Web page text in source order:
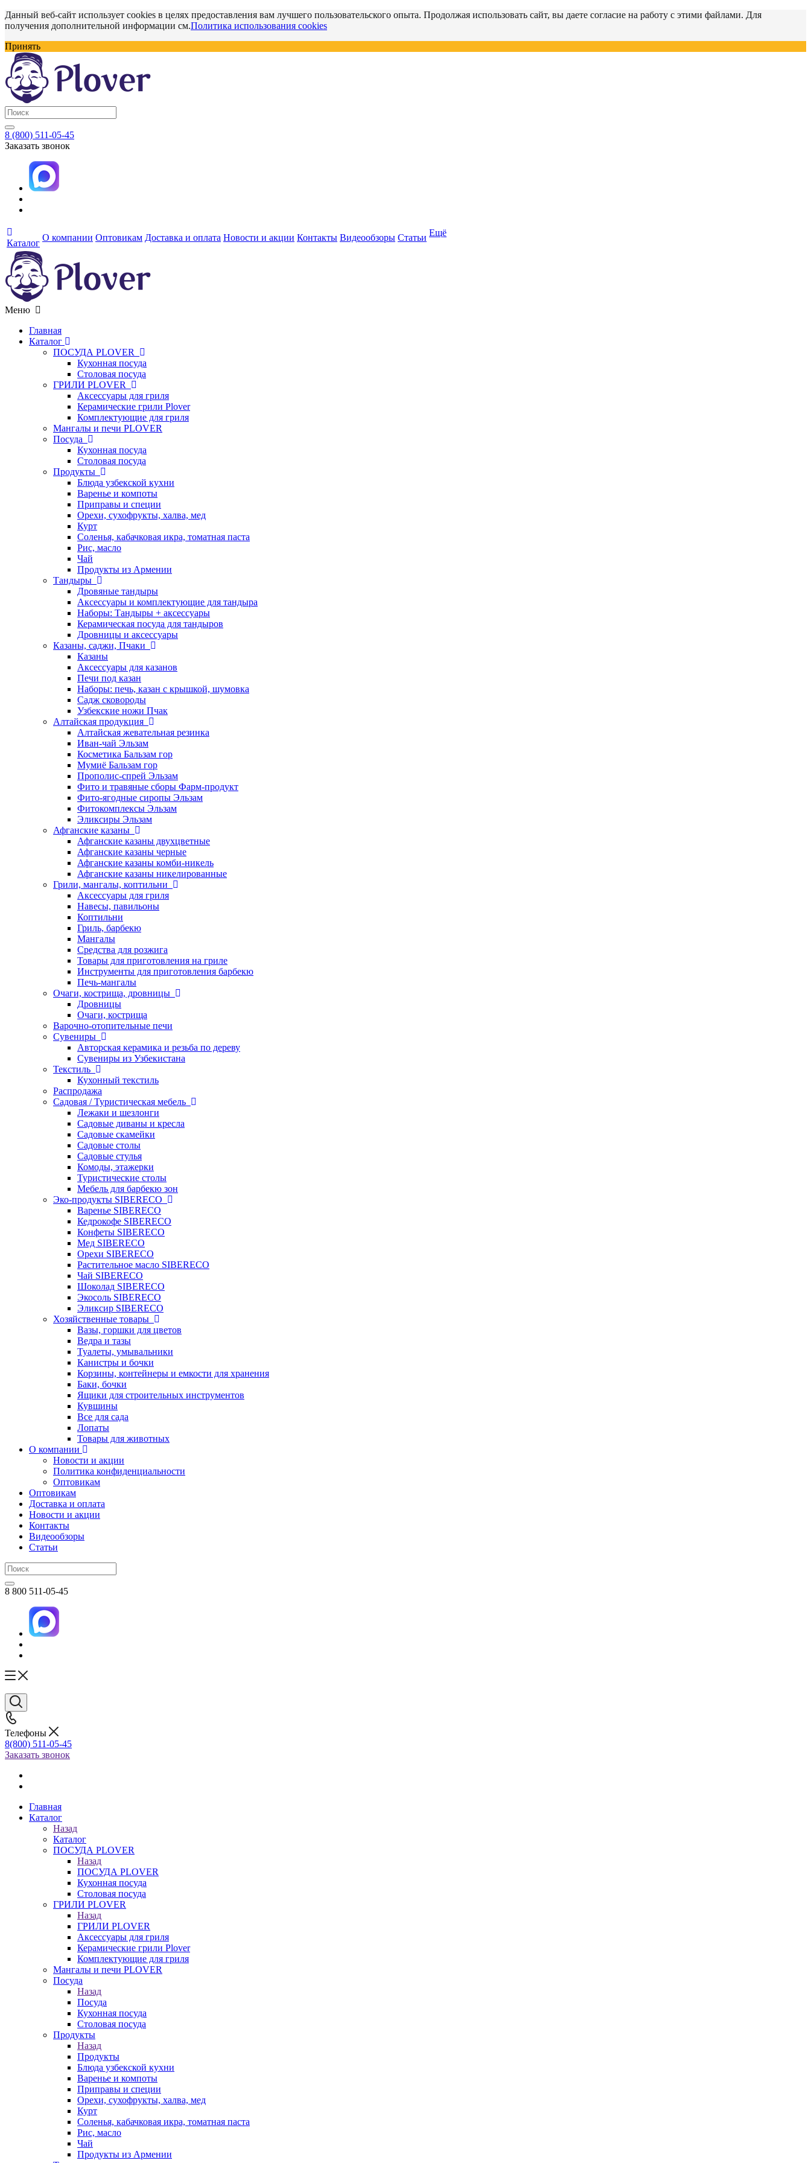
Данный веб-сайт использует cookies в целях предоставления вам лучшего пользовательского опыта. Продолжая использовать сайт, вы даете согласие на работу с этими файлами. Для
получения дополнительной информации см.Политика использования cookies
Принять
8 (800) 511-05-45
Заказать звонок
Каталог
О компании Оптовикам Доставка и оплата Новости и акции Контакты Видеообзоры Статьи Ещё
Меню
Главная
Каталог
ПОСУДА PLOVER
Кухонная посуда
Столовая посуда
ГРИЛИ PLOVER
Аксессуары для гриля
Керамические грили Plover
Комплектующие для гриля
Мангалы и печи PLOVER
Посуда
Кухонная посуда
Столовая посуда
Продукты
Блюда узбекской кухни
Варенье и компоты
Приправы и специи
Орехи, сухофрукты, халва, мед
Курт
Соленья, кабачковая икра, томатная паста
Рис, масло
Чай
Продукты из Армении
Тандыры
Дровяные тандыры
Аксессуары и комплектующие для тандыра
Наборы: Тандыры + аксессуары
Керамическая посуда для тандыров
Дровницы и аксессуары
Казаны, саджи, Пчаки
Казаны
Аксессуары для казанов
Печи под казан
Наборы: печь, казан с крышкой, шумовка
Садж сковороды
Узбекские ножи Пчак
Алтайская продукция
Алтайская жевательная резинка
Иван-чай Эльзам
Косметика Бальзам гор
Мумиё Бальзам гор
Прополис-спрей Эльзам
Фито и травяные сборы Фарм-продукт
Фито-ягодные сиропы Эльзам
Фитокомплексы Эльзам
Эликсиры Эльзам
Афганские казаны
Афганские казаны двухцветные
Афганские казаны черные
Афганские казаны комби-никель
Афганские казаны никелированные
Грили, мангалы, коптильни
Аксессуары для гриля
Навесы, павильоны
Коптильни
Гриль, барбекю
Мангалы
Средства для розжига
Товары для приготовления на гриле
Инструменты для приготовления барбекю
Печь-мангалы
Очаги, кострища, дровницы
Дровницы
Очаги, кострища
Варочно-отопительные печи
Сувениры
Авторская керамика и резьба по дереву
Сувениры из Узбекистана
Текстиль
Кухонный текстиль
Распродажа
Садовая / Туристическая мебель
Лежаки и шезлонги
Садовые диваны и кресла
Садовые скамейки
Садовые столы
Садовые стулья
Комоды, этажерки
Туристические столы
Мебель для барбекю зон
Эко-продукты SIBERECO
Варенье SIBERECO
Кедрокофе SIBERECO
Конфеты SIBERECO
Мед SIBERECO
Орехи SIBERECO
Растительное масло SIBERECO
Чай SIBERECO
Шоколад SIBERECO
Экосоль SIBERECO
Эликсир SIBERECO
Хозяйственные товары
Вазы, горшки для цветов
Ведра и тазы
Туалеты, умывальники
Канистры и бочки
Корзины, контейнеры и емкости для хранения
Баки, бочки
Ящики для строительных инструментов
Кувшины
Все для сада
Лопаты
Товары для животных
О компании
Новости и акции
Политика конфиденциальности
Оптовикам
Оптовикам
Доставка и оплата
Новости и акции
Контакты
Видеообзоры
Статьи
8 800 511-05-45
Телефоны
8(800) 511-05-45
Заказать звонок
Главная
Каталог
Назад
Каталог
ПОСУДА PLOVER
Назад
ПОСУДА PLOVER
Кухонная посуда
Столовая посуда
ГРИЛИ PLOVER
Назад
ГРИЛИ PLOVER
Аксессуары для гриля
Керамические грили Plover
Комплектующие для гриля
Мангалы и печи PLOVER
Посуда
Назад
Посуда
Кухонная посуда
Столовая посуда
Продукты
Назад
Продукты
Блюда узбекской кухни
Варенье и компоты
Приправы и специи
Орехи, сухофрукты, халва, мед
Курт
Соленья, кабачковая икра, томатная паста
Рис, масло
Чай
Продукты из Армении